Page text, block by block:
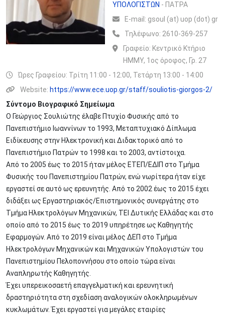
ΥΠΟΛΟΓΙΣΤΩΝ - ΠΑΤΡΑ
Ε-mail: gsoul (at) uop (dot) gr
Τηλέφωνο: 2610-369-257
Γραφείο: Κεντρικό Κτήριο
ΗΜΜΥ, 1ος όροφος, Γρ. 27
Ώρες Γραφείου: Τρίτη 11:00 - 12:00, Τετάρτη 13:00 - 14:00
Website: https://www.ece.uop.gr/staff/souliotis-giorgos-2/
Σύντομο Βιογραφικό Σημείωμα
Ο Γεώργιος Σουλιώτης έλαβε Πτυχίο Φυσικής από το
Πανεπιστήμιο Ιωαννίνων το 1993, Μεταπτυχιακό Δίπλωμα
Ειδίκευσης στην Ηλεκτρονική και Διδακτορικό από το
Πανεπιστήμιο Πατρών το 1998 και το 2003, αντίστοιχα.
Από το 2005 έως το 2015 ήταν μέλος ΕΤΕΠ/ΕΔΙΠ στο Τμήμα
Φυσικής του Πανεπιστημίου Πατρών, ενώ νωρίτερα ήταν είχε
εργαστεί σε αυτό ως ερευνητής. Από το 2002 έως το 2015 έχει
διδάξει ως Εργαστηριακός/Επιστημονικός συνεργάτης στο
Τμήμα Ηλεκτρολόγων Μηχανικών, ΤΕΙ Δυτικής Ελλάδας και στο
οποίο από το 2015 έως το 2019 υπηρέτησε ως Καθηγητής
Εφαρμογών. Από το 2019 είναι μέλος ΔΕΠ στο Τμήμα
Ηλεκτρολόγων Μηχανικών και Μηχανικών Υπολογιστών του
Πανεπιστημίου Πελοποννήσου στο οποίο τώρα είναι
Αναπληρωτής Καθηγητής.
Έχει υπερεικοσαετή επαγγελματική και ερευνητική
δραστηριότητα στη σχεδίαση αναλογικών ολοκληρωμένων
κυκλωμάτων. Έχει εργαστεί για μεγάλες εταιρίες